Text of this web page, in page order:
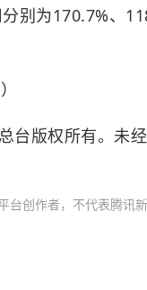
别为170.7%、
台版权所有。未经
台创作者，不代表腾讯